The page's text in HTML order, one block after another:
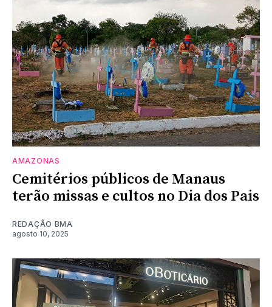
AMAZONAS
Cemitérios públicos de Manaus
terão missas e cultos no Dia dos Pais
REDAÇÃO BMA
agosto 10, 2025